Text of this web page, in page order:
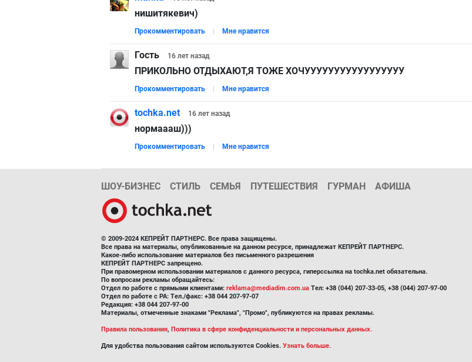
нишитякевич)
Прокомментировать Мне нравится
Гость 16 лет назад
ПРИКОЛЬНО ОТДЫХАЮТ,Я ТОЖЕ ХОЧУУУУУУУУУУУУУУУУУ
Прокомментировать Мне нравится
tochka.net 16 лет назад
нормаааш)))
Прокомментировать Мне нравится
ШОУ-БИЗНЕС СТИЛЬ СЕМЬЯ ПУТЕШЕСТВИЯ ГУРМАН АФИША
© 2009-2024 КЕПРЕЙТ ПАРТНЕРС. Все права защищены.
Все права на материалы, опубликованные на данном ресурсе, принадлежат КЕПРЕЙТ ПАРТНЕРС.
Какое-либо использование материалов без письменного разрешения
КЕПРЕЙТ ПАРТНЕРС запрещено.
При правомерном использовании материалов с данного ресурса, гиперссылка на tochka.net обязательна.
По вопросам рекламы обращайтесь:
Отдел по работе с прямыми клиентами: reklama@mediadim.com.ua Тел: +38 (044) 207-33-05, +38 (044) 207-97-00
Отдел по работе с РА: Тел./факс: +38 044 207-97-07
Редакция: +38 044 207-97-00
Материалы, отмеченные знаками "Реклама", "Промо", публикуются на правах рекламы.
Правила пользования, Политика в сфере конфиденциальности и персональных данных.
Для удобства пользования сайтом используются Cookies. Узнать больше.